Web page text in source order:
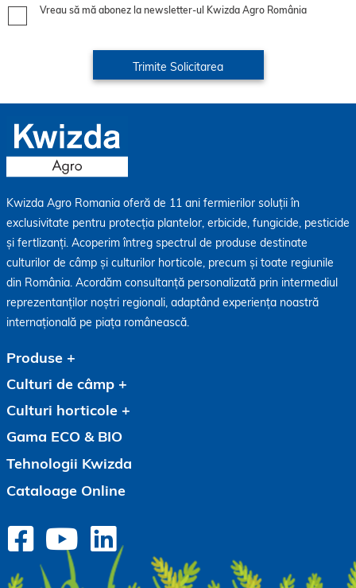
Vreau să mă abonez la newsletter-ul Kwizda Agro România
Kwizda Agro Romania oferă de 11 ani fermierilor soluții în
exclusivitate pentru protecția plantelor, erbicide, fungicide, pesticide
și fertlizanți. Acoperim întreg spectrul de produse destinate
culturilor de câmp și culturilor horticole, precum și toate regiunile
din România. Acordăm consultanță personalizată prin intermediul
reprezentanților noștri regionali, adaptând experiența noastră
internațională pe piața românească.
Produse
Culturi de câmp
Culturi horticole
Gama ECO & BIO
Tehnologii Kwizda
Cataloage Online